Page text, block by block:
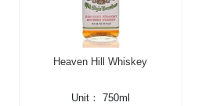
Heaven Hill Whiskey
Unit： 750ml